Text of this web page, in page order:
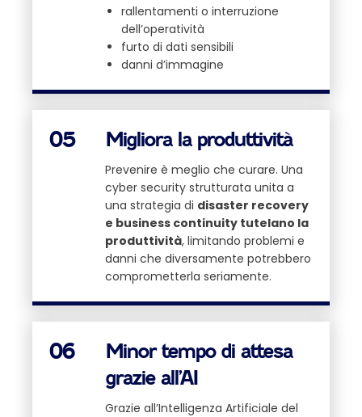
rallentamenti o interruzione
dell’operatività
furto di dati sensibili
danni d’immagine
05 Migliora la produttività
Prevenire è meglio che curare. Una
cyber security strutturata unita a
una strategia di disaster recovery
e business continuity tutelano la
produttività, limitando problemi e
danni che diversamente potrebbero
comprometterla seriamente.
06
Minor tempo di attesa
grazie all’AI
Grazie all’Intelligenza Artificiale del